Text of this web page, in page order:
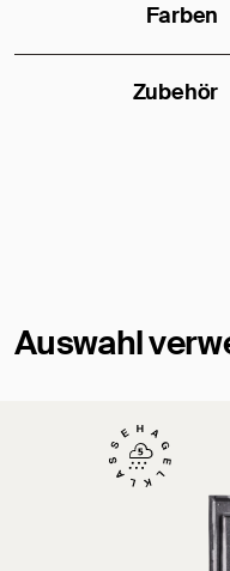
Farben
Zubehör
Auswahl